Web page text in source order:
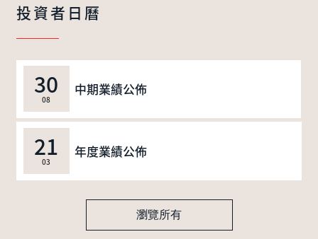
投資者日曆
30
08
中期業績公佈
21
03
年度業績公佈
瀏覽所有